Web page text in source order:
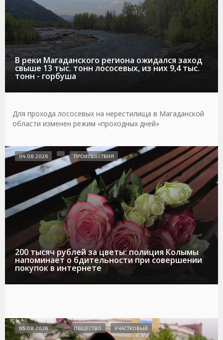
В реки Магаданского региона ожидался заход
свыше 13 тыс. тонн лососевых, из них 9,4 тыс.
тонн - горбуша
Для прохода лососевых на нерестилища в Магаданской
области изменен режим «проходных дней»
200 тысяч рублей за цветы: полиция Колымы
напоминает о бдительности при совершении
покупок в интернете
04.08.2026 ПРОИСШЕСТВИЯ
05.08.2026 ОБЩЕСТВО УЧАСТКОВЫЙ